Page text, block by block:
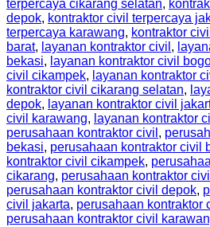
terpercaya cikarang selatan,
depok, kontraktor civil terpercaya
terpercaya karawang, kontraktor
barat, layanan kontraktor civil ,
bekasi, layanan kontraktor civil
civil cikampek, layanan kontraktor
kontraktor civil cikarang selatan,
depok, layanan kontraktor civil
civil karawang, layanan kontraktor
perusahaan kontraktor civil ,
bekasi, perusahaan kontraktor civil
kontraktor civil cikampek,
cikarang, perusahaan kontraktor
perusahaan kontraktor civil depok,
civil jakarta, perusahaan kontraktor
perusahaan kontraktor civil